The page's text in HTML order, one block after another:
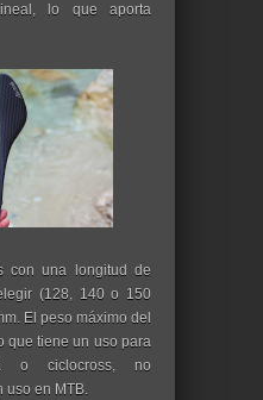
lo que aporta
con una longitud de
(128, 140 o 150
El peso máximo del
que tiene un uso para
o ciclocross, no
uso en MTB.